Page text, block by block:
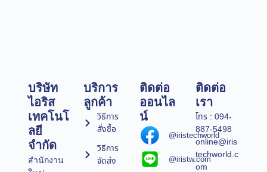
บริษัท
ไอริส
เทคโนโ
ลยี
จำกัด
สำนักงาน
บริการ
ลูกค้า
วิธีการ
สั่งซื้อ
วิธีการ
จัดส่ง
ติดต่อ
ออนไล
น์
@iristechworld
@iristw.com
ติดต่อ
เรา
โทร : 094-
887-5498
online@iris
techworld.c
om